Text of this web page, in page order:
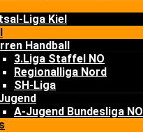
Liga Kiel
Handball
3.Liga Staffel NO
Regionalliga Nord
SH-Liga
A-Jugend Bundesliga NO